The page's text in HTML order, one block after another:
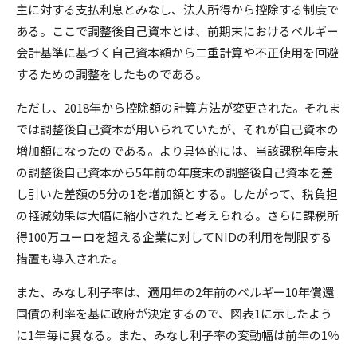
主に対する支払利息とみなし、法人所得から控除する制度で
ある。ここで調整後自己資本とは、前期末におけるベルギー
会計基準に基づく自己資本額から二重計算や不正使用を回避
するための調整をしたものである。
ただし、2018年から控除額の計算方法が変更された。それま
では調整後自己資本が用いられていたが、それが自己資本の
増加額になったのである。より具体的には、当該課税年度末
の調整後自己資本から5年前の年度末の調整後自己資本を差
し引いた差額の5分の1を増加額とする。したがって、税負担
の軽減効果は大幅に縮小されたと考えられる。さらに課税所
得100万ユーロを超える企業に対してNIDの利用を制限する
措置も導入された。
また、みなし利子率は、適用年の2年前のベルギー10年償還
国債の利率を基に政府が決定するので、図表1に示したよう
に1年毎に異なる。また、みなし利子率の変動幅は前年の1％